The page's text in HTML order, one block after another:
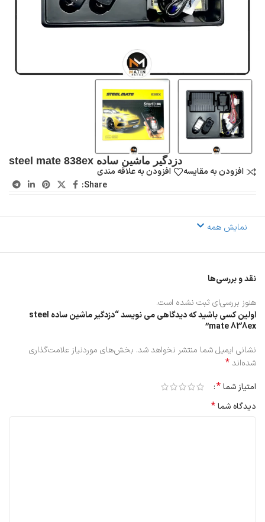
دزدگیر ماشین ساده steel mate 838ex
افزودن به مقایسه
افزودن به علاقه مندی
Share:
نمایش همه
نقد و بررسی‌ها
هنوز بررسی‌ای ثبت نشده است.
اولین کسی باشید که دیدگاهی می نویسد “دزدگیر ماشین ساده steel
mate 838ex”
نشانی ایمیل شما منتشر نخواهد شد. بخش‌های موردنیاز علامت‌گذاری
شده‌اند*
امتیاز شما*
دیدگاه شما*